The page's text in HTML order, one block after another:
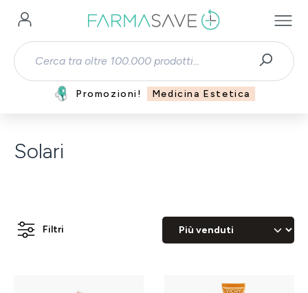
Passa al contenuto principale
Promozioni! Medicina Estetica
Solari
Filtri